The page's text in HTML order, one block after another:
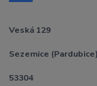
Veská 129
Sezemice (Pardubice)
53304